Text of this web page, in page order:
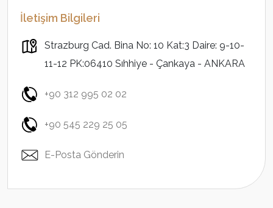
İletişim Bilgileri
Strazburg Cad. Bina No: 10 Kat:3 Daire: 9-10-
11-12 PK:06410 Sıhhiye - Çankaya - ANKARA
+90 312 995 02 02
+90 545 229 25 05
E-Posta Gönderin